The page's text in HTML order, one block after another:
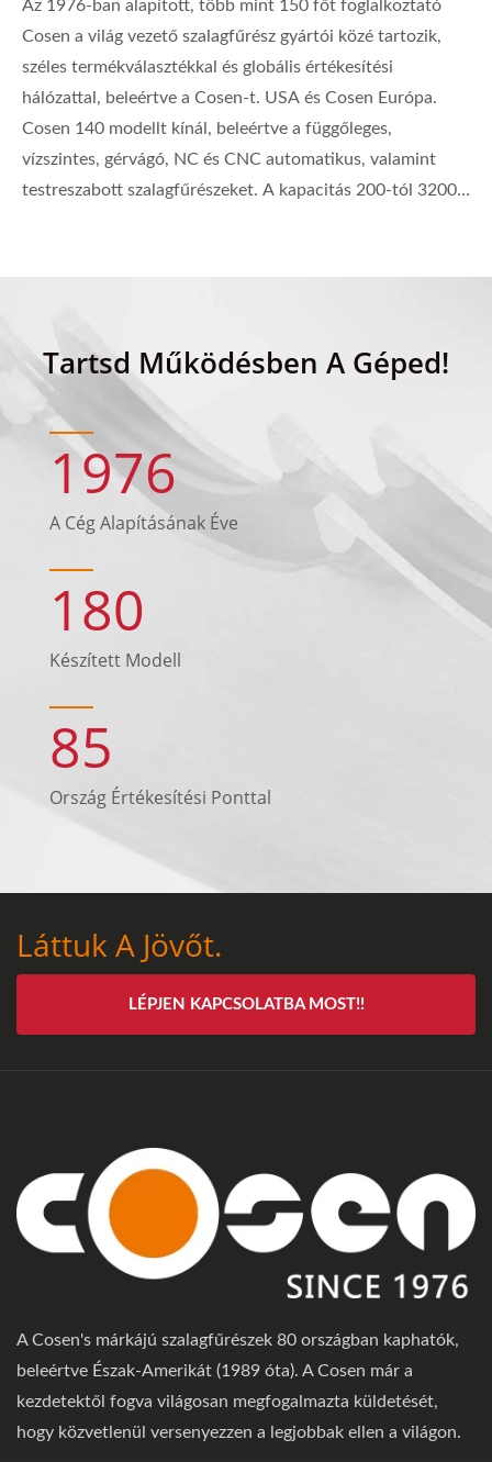
Az 1976-ban alapított, több mint 150 főt foglalkoztató
Cosen a világ vezető szalagfűrész gyártói közé tartozik,
széles termékválasztékkal és globális értékesítési
hálózattal, beleértve a Cosen-t. USA és Cosen Európa.
Cosen 140 modellt kínál, beleértve a függőleges,
vízszintes, gérvágó, NC és CNC automatikus, valamint
testreszabott szalagfűrészeket. A kapacitás 200-tól 3200
Tartsd Működésben A Géped!
1976
A Cég Alapításának Éve
180
Készített Modell
85
Ország Értékesítési Ponttal
Láttuk A Jövőt.
LÉPJEN KAPCSOLATBA MOST!!
A Cosen's márkájú szalagfűrészek 80 országban kaphatók,
beleértve Észak-Amerikát (1989 óta). A Cosen már a
kezdetektől fogva világosan megfogalmazta küldetését,
hogy közvetlenül versenyezzen a legjobbak ellen a világon.